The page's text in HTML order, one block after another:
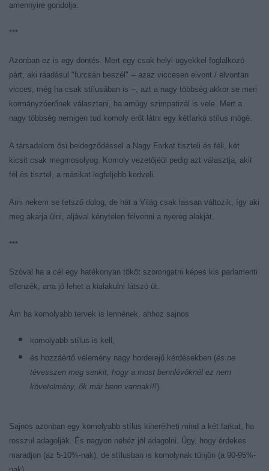
amennyire gondolja.
***
Azonban ez is egy döntés. Mert egy csak helyi ügyekkel foglalkozó
párt, aki ráadásul "furcsán beszél" -- azaz viccesen elvont / elvontan
vicces, még ha csak stílusában is --, azt a nagy többség akkor se meri
kormányzóerőnek választani, ha amúgy szimpatizál is vele. Mert a
nagy többség nemigen tud komoly erőt látni egy kétfarkú stílus mögé.
A társadalom ősi beidegződéssel a Nagy Farkat tiszteli és féli, két
kicsit csak megmosolyog. Komoly vezetőjéül pedig azt választja, akit
fél és tisztel, a másikat legfeljebb kedveli.
Ami nekem se tetsző dolog, de hát a Világ csak lassan változik, így aki
meg akarja ülni, aljával kénytelen felvenni a nyereg alakját.
***
Szóval ha a cél egy hatékonyan tököt szorongatni képes kis parlamenti
ellenzék, arra jó lehet a kialakulni látszó út.
Ám ha komolyabb tervek is lennének, ahhoz sajnos
komolyabb stílus is kell,
és hozzáértő vélemény nagy horderejű kérdésekben (és ne
tévesszen meg senkit, hogy a most bennlévőknél ez nem
követelmény, ők már benn vannak!!!)
Sajnos azonban egy komolyabb stílus kiherélheti mind a két farkat, ha
rosszul adagolják. És nagyon nehéz jól adagolni. Úgy, hogy érdekes
maradjon (az 5-10%-nak), de stílusban is komolynak tűnjön (a 90-95%-